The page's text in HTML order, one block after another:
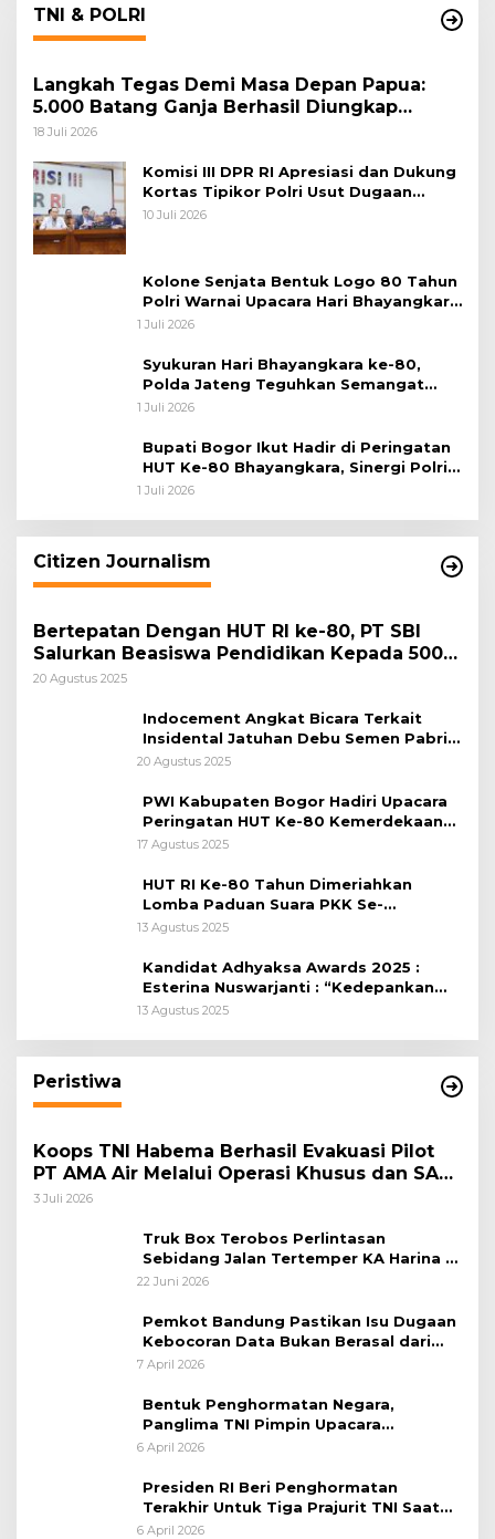
TNI & POLRI
Langkah Tegas Demi Masa Depan Papua:
5.000 Batang Ganja Berhasil Diungkap
Koops TNI Habema
18 Juli 2026
Komisi III DPR RI Apresiasi dan Dukung
Kortas Tipikor Polri Usut Dugaan
Korupsi Batu Bara
10 Juli 2026
Kolone Senjata Bentuk Logo 80 Tahun
Polri Warnai Upacara Hari Bhayangkara
ke-80
1 Juli 2026
Syukuran Hari Bhayangkara ke-80,
Polda Jateng Teguhkan Semangat
Pengabdian dan Pererat Kebersamaan
1 Juli 2026
Bupati Bogor Ikut Hadir di Peringatan
HUT Ke-80 Bhayangkara, Sinergi Polri
dan Pemkab Bogor Jadi Kunci Menjaga
1 Juli 2026
Citizen Journalism
Bertepatan Dengan HUT RI ke-80, PT SBI
Salurkan Beasiswa Pendidikan Kepada 500
Pelajar
20 Agustus 2025
Indocement Angkat Bicara Terkait
Insidental Jatuhan Debu Semen Pabrik
Citeureup
20 Agustus 2025
PWI Kabupaten Bogor Hadiri Upacara
Peringatan HUT Ke-80 Kemerdekaan
RI, di Lapangan Tegar Beriman
17 Agustus 2025
HUT RI Ke-80 Tahun Dimeriahkan
Lomba Paduan Suara PKK Se-
Kabupaten Bogor
13 Agustus 2025
Kandidat Adhyaksa Awards 2025 :
Esterina Nuswarjanti : “Kedepankan
Keadilan Restoratif Wujudkan
13 Agustus 2025
Peristiwa
Koops TNI Habema Berhasil Evakuasi Pilot
PT AMA Air Melalui Operasi Khusus dan SAR
Taktis
3 Juli 2026
Truk Box Terobos Perlintasan
Sebidang Jalan Tertemper KA Harina di
Jalan Stasiun Poncol-Jrakah Semarang
22 Juni 2026
Pemkot Bandung Pastikan Isu Dugaan
Kebocoran Data Bukan Berasal dari
Server Disdukcapil
7 April 2026
Bentuk Penghormatan Negara,
Panglima TNI Pimpin Upacara
Pemakaman Militer
6 April 2026
Presiden RI Beri Penghormatan
Terakhir Untuk Tiga Prajurit TNI Saat
Persemayaman di Bandara Soekarno-
6 April 2026